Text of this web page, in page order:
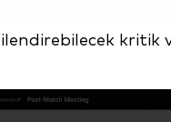
kritik